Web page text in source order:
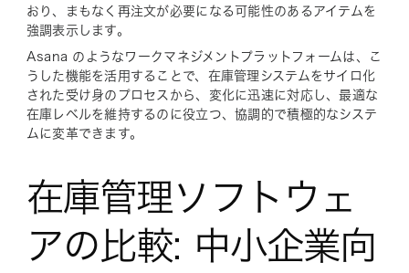
おり、まもなく再注文が必要になる可能性のあるアイテムを
強調表示します。
Asana のようなワークマネジメントプラットフォームは、こ
うした機能を活用することで、在庫管理システムをサイロ化
された受け身のプロセスから、変化に迅速に対応し、最適な
在庫レベルを維持するのに役立つ、協調的で積極的なシステ
ムに変革できます。
在庫管理ソフトウェ
アの比較: 中小企業向